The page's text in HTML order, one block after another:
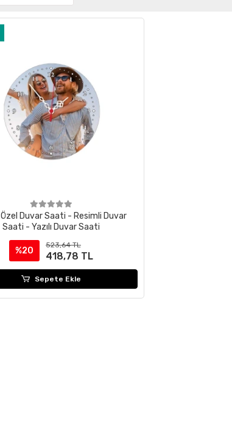
Özel Duvar Saati - Resimli Duvar
Saati - Yazılı Duvar Saati
%20
523,64 TL
418,78 TL
Sepete Ekle